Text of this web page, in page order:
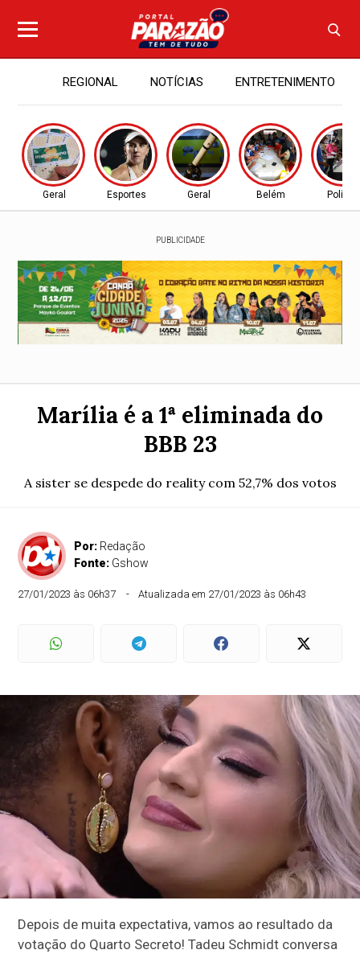
REGIONAL NOTÍCIAS ENTRETENIMENTO
Geral Esportes Geral Belém Política
PUBLICIDADE
Marília é a 1ª eliminada do
BBB 23
A sister se despede do reality com 52,7% dos votos
Por: Redação
Fonte: Gshow
27/01/2023 às 06h37 Atualizada em 27/01/2023 às 06h43
Depois de muita expectativa, vamos ao resultado da
votação do Quarto Secreto! Tadeu Schmidt conversa